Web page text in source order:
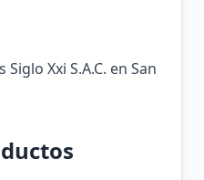
Xxi S.A.C. en San